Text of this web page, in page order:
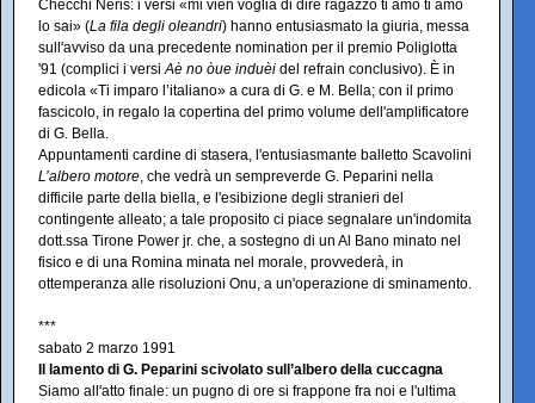
Checchi Neris: i versi «mi vien voglia di dire ragazzo ti amo ti amo
lo sai» (La fila degli oleandri) hanno entusiasmato la giuria, messa
sull'avviso da una precedente nomination per il premio Poliglotta
'91 (complici i versiAè no òue induèi del refrain conclusivo). È in
edicola «Ti imparo l’italiano» a cura di G. e M. Bella; con il primo
fascicolo, in regalo la copertina del primo volume dell'amplificatore
di G. Bella.
Appuntamenti cardine di stasera, l'entusiasmante balletto Scavolini
L’albero motore, che vedrà un sempreverde G. Peparini nella
difficile parte della biella, e l'esibizione degli stranieri del
contingente alleato; a tale proposito ci piace segnalare un'indomita
dott.ssa Tirone Power jr. che, a sostegno di un Al Bano minato nel
fisico e di una Romina minata nel morale, provvederà, in
ottemperanza alle risoluzioni Onu, a un'operazione di sminamento.
***
sabato 2 marzo 1991
Il lamento di G. Peparini scivolato sull’albero della cuccagna
Siamo all'atto finale: un pugno di ore si frappone fra noi e l'ultima